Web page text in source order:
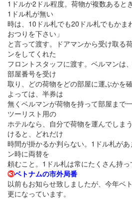
1ドルか2ドル程度。荷物が複数あると
1ドル札が無い
時は、10ドル札でも20ドル札でもかま
おつりを下さい」
と言って渡す。ドアマンから受け取る
ンをしてくれた
フロントスタッフに渡す。ベルマンは
部屋番号を受け
取り、どの荷物をどの部屋に運ぶかを
よっては、半券は
無くベルマンが荷物を持って部屋まで
ツーリスト用の
ホテルなら、自分で荷物を運んでしま
けると、どれだけ
時間が掛かるか判らない。1ドル札が
ン時に両替を
頼むこと。1ドル札は常にたくさん持っ
③ベトナムの市外局番
以前もお知らせ致しましたが、今年ベ
更になっています。